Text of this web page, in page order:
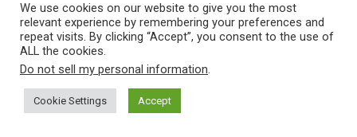
Amalia Barna
We use cookies on our website to give you the most
relevant experience by remembering your preferences and
repeat visits. By clicking “Accept”, you consent to the use of
ALL the cookies.
Do not sell my personal information.
Cookie Settings Accept